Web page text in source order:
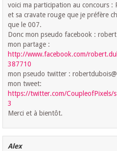
voici ma participation au concours :
et sa cravate rouge que je préfère
que le 007.
Donc mon pseudo facebook :
mon partage :
http://www.facebook.com/
387710
mon pseudo twitter :
mon tweet:
https://twitter.com/CoupleofPixels/
3
Merci et à bientôt.
Alex